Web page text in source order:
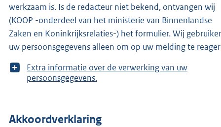
werkzaam is. Is de redacteur niet bekend, ontvangen wij
(KOOP -onderdeel van het ministerie van Binnenlandse
Zaken en Koninkrijksrelaties-) het formulier. Wij
uw persoonsgegevens alleen om op uw melding te
T
o
e
Extra informatie over de verwerking van uw
persoonsgegevens.
Akkoordverklaring